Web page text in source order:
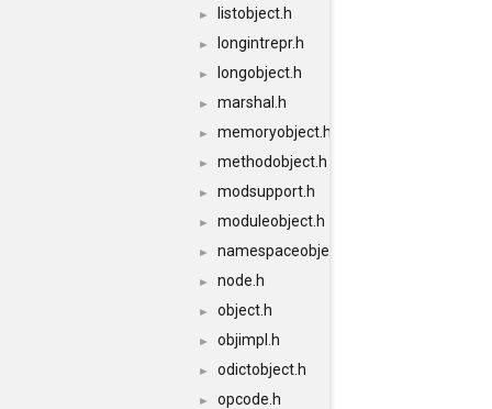
► listobject.h
► longintrepr.h
► longobject.h
► marshal.h
► memoryobject.h
► methodobject.h
► modsupport.h
► moduleobject.h
► namespaceobject.h
► node.h
► object.h
► objimpl.h
► odictobject.h
► opcode.h